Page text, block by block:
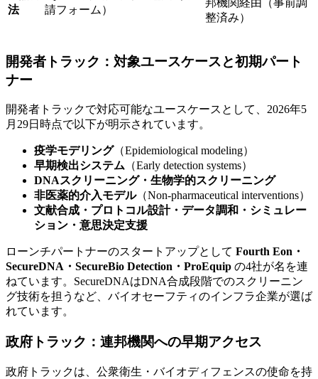
法
請フォーム）
整済み）
開発者トラック：対象ユースケースと初期パート
ナー
開発者トラックで対応可能なユースケースとして、2026年5
月29日時点で以下が明示されています。
疫学モデリング（Epidemiological modeling）
早期検出システム （Early detection systems）
DNAスクリーニング・生物学的スクリーニング
非医薬的介入モデル（Non-pharmaceutical interventions）
文献合成・プロトコル設計・データ調和・シミュレー
ション・意思決定支援
ローンチパートナーのスタートアップとして Fourth Eon・
SecureDNA・SecureBio Detection・ProEquip の4社が名を連
ねています。SecureDNAはDNA合成段階でのスクリーニン
グ技術を担うなど、バイオセーフティのインフラ企業が選ば
れています。
政府トラック：連邦機関への早期アクセス
政府トラックは、公衆衛生・バイオディフェンスの使命を持